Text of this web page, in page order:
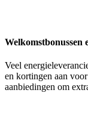
Welkomstbonussen
Veel
en kortingen aan
aanbiedingen om